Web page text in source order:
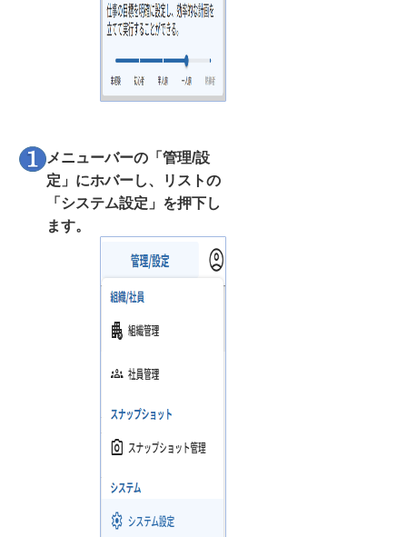
メニューバーの「管理/設
定」にホバーし、リストの
「システム設定」を押下し
ます。